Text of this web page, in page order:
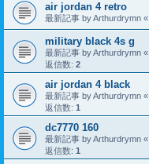
air jordan 4 retro
最新記事 byArthurdrymn «
military black 4s g
最新記事 byArthurdrymn «
返信数: 2
air jordan 4 black
最新記事 byArthurdrymn «
返信数: 1
dc7770 160
最新記事 byArthurdrymn «
返信数: 1